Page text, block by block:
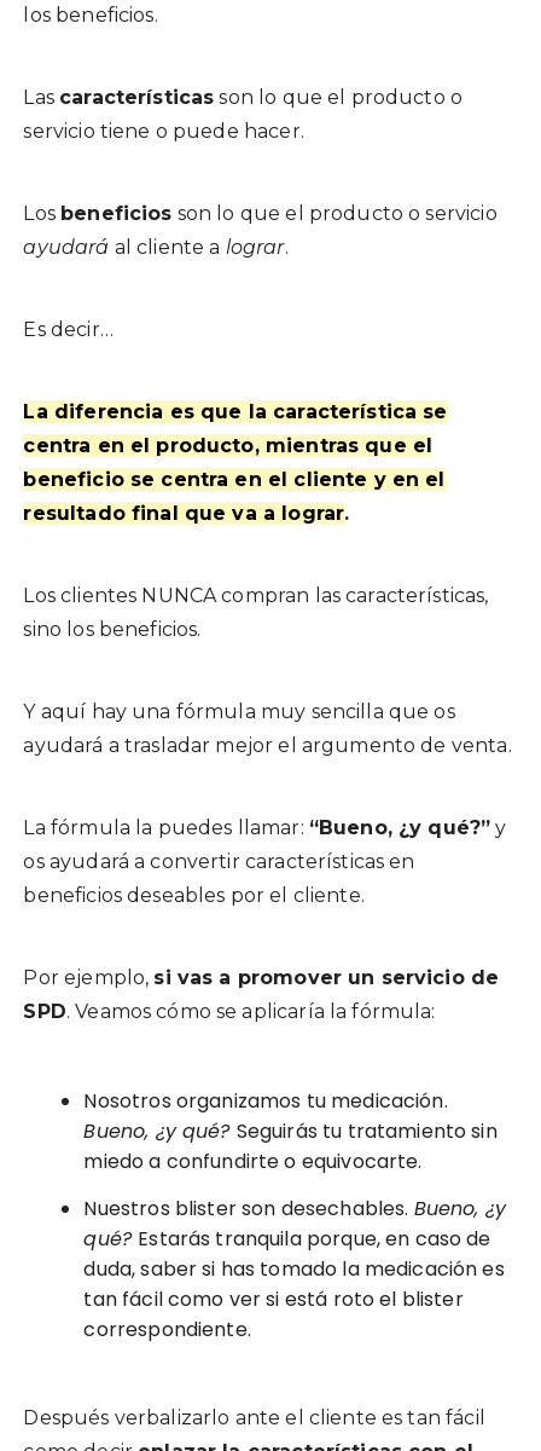
los beneficios.
Las características son lo que el producto o
servicio tiene o puede hacer.
Los beneficios son lo que el producto o servicio
ayudará al cliente a lograr.
Es decir…
La diferencia es que la característica se
centra en el producto, mientras que el
beneficio se centra en el cliente y en el
resultado final que va a lograr.
Los clientes NUNCA compran las características,
sino los beneficios.
Y aquí hay una fórmula muy sencilla que os
ayudará a trasladar mejor el argumento de venta.
La fórmula la puedes llamar: “Bueno, ¿y qué?” y
os ayudará a convertir características en
beneficios deseables por el cliente.
Por ejemplo, si vas a promover un servicio de
SPD. Veamos cómo se aplicaría la fórmula:
Nosotros organizamos tu medicación.
Bueno, ¿y qué? Seguirás tu tratamiento sin
miedo a confundirte o equivocarte.
Nuestros blister son desechables. Bueno, ¿y
qué? Estarás tranquila porque, en caso de
duda, saber si has tomado la medicación es
tan fácil como ver si está roto el blister
correspondiente.
Después verbalizarlo ante el cliente es tan fácil